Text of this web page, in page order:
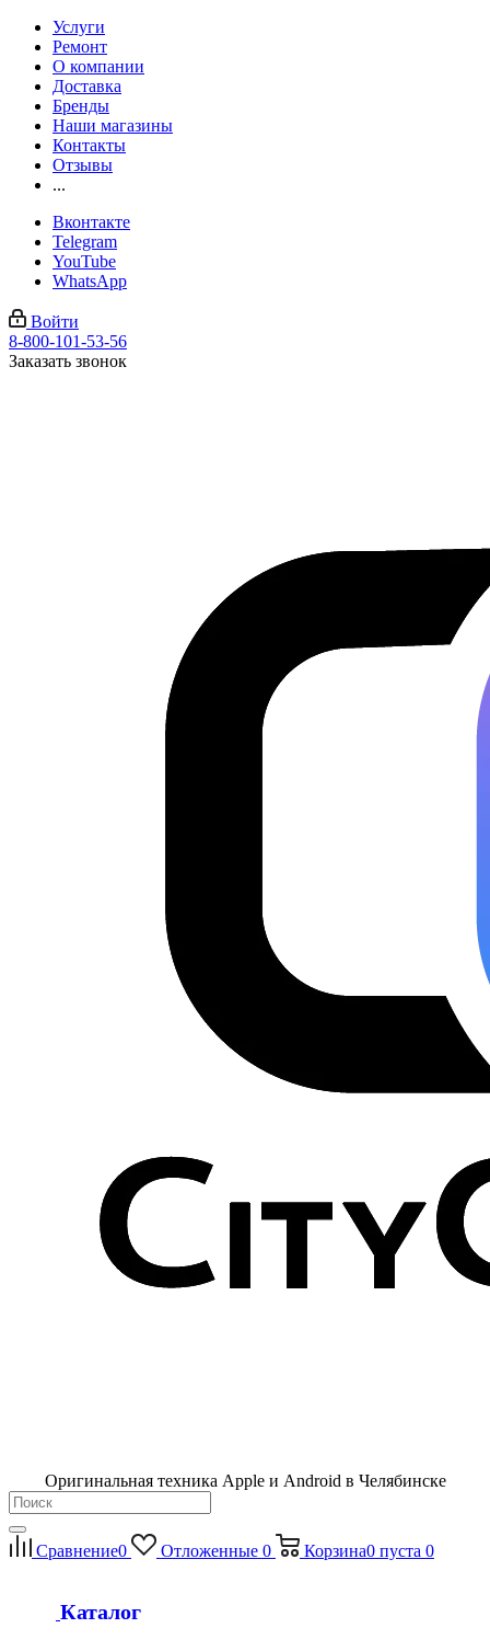
Услуги
Ремонт
О компании
Доставка
Бренды
Наши магазины
Контакты
Отзывы
...
Вконтакте
Telegram
YouTube
WhatsApp
Войти
8-800-101-53-56
Заказать звонок
Оригинальная техника Apple и Android в Челябинске
Сравнение0 Отложенные 0 Корзина0 пуста 0
Каталог